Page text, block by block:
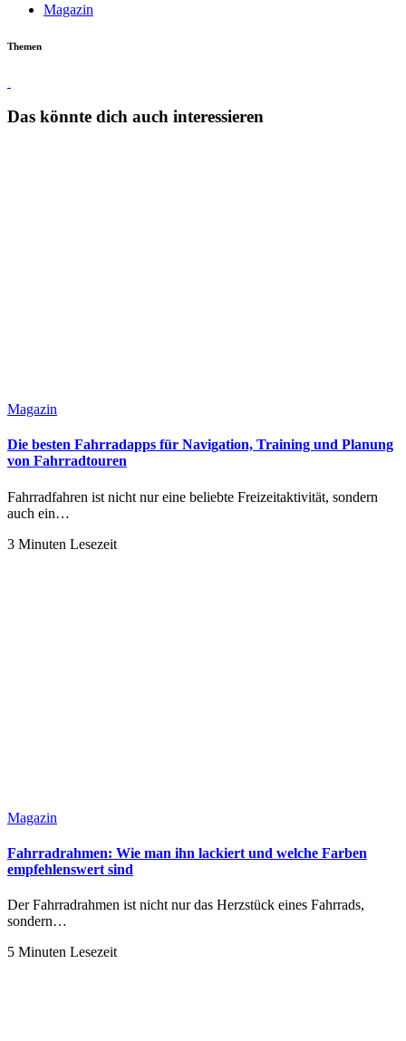
Magazin
Themen
Das könnte dich auch interessieren
Magazin
Die besten Fahrradapps für Navigation, Training und Planung
von Fahrradtouren
Fahrradfahren ist nicht nur eine beliebte Freizeitaktivität, sondern
auch ein…
3 Minuten Lesezeit
Magazin
Fahrradrahmen: Wie man ihn lackiert und welche Farben
empfehlenswert sind
Der Fahrradrahmen ist nicht nur das Herzstück eines Fahrrads,
sondern…
5 Minuten Lesezeit